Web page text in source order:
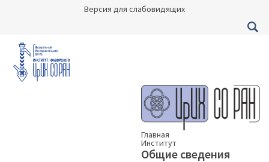
Версия для слабовидящих
Главная
Институт
Общие сведения